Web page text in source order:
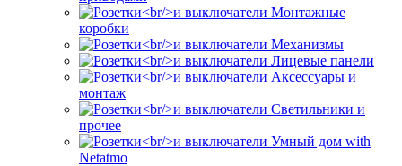
Монтажные
коробки
Механизмы
Лицевые панели
Аксессуары и
монтаж
Светильники и
прочее
Умный дом with
Netatmo